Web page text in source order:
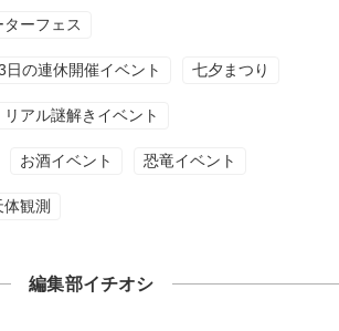
ーフェス
の連休開催イベント 七夕まつり
リアル謎解きイベント
お酒イベント 恐竜イベント
観測
編集部イチオシ